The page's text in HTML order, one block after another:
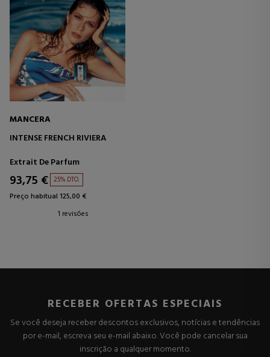
MANCERA
INTENSE FRENCH RIVIERA
Extrait De Parfum
93,75 € 25% DTO.
Preço habitual 125,00 €
1 revisões
RECEBER OFERTAS ESPECIAIS
Se você deseja receber descontos exclusivos, notícias e tendências
por e-mail, escreva seu e-mail abaixo. Você pode cancelar sua
inscrição a qualquer momento.